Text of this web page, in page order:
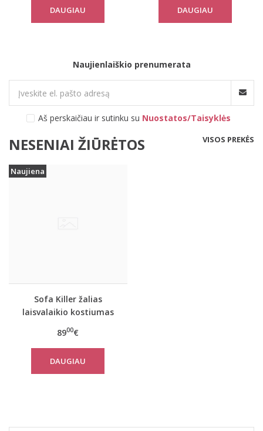
DAUGIAU DAUGIAU
Naujienlaiškio prenumerata
Aš perskaičiau ir sutinku su Nuostatos/Taisyklės
NESENIAI ŽIŪRĖTOS VISOS PREKĖS
Naujiena
Sofa Killer žalias
laisvalaikio kostiumas
8900€
DAUGIAU